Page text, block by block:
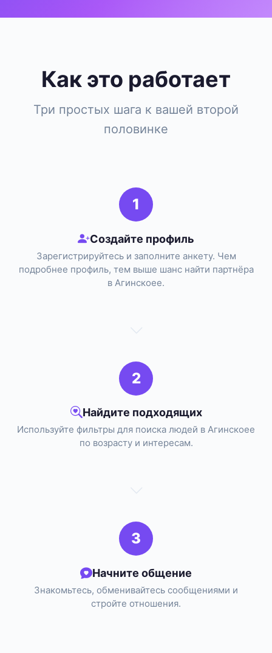
Как это работает
Три простых шага к вашей второй
половинке
1
Создайте профиль
Зарегистрируйтесь и заполните анкету. Чем
подробнее профиль, тем выше шанс найти партнёра
в Агинскоее.
2
Найдите подходящих
Используйте фильтры для поиска людей в Агинскоее
по возрасту и интересам.
3
Начните общение
Знакомьтесь, обменивайтесь сообщениями и
стройте отношения.